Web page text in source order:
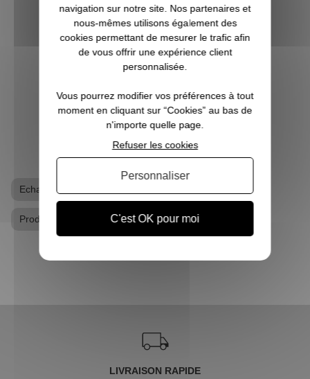
le phénomène Harry Potter a conquis la
culture mondiale. La Pottermania nous a
tous et toutes touchées. Qui n’a pas
attendu, fébrilement, le jour de s...
VOIR L'ARTICLE
Echarpe
Produits dérivés Harry Potter
LIVRAISON RAPIDE
navigation sur notre site. Nos partenaires et
nous-mêmes utilisons également des
cookies permettant de mesurer le trafic afin
de vous offrir une expérience client
personnalisée.
Vous pourrez modifier vos préférences à tout
moment en cliquant sur “Cookies” au bas de
n'importe quelle page.
C'est OK pour moi
Refuser les cookies
Personnaliser